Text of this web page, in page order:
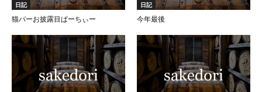
日記
猫バーお披露目ぱーちぃー
日記
今年最後